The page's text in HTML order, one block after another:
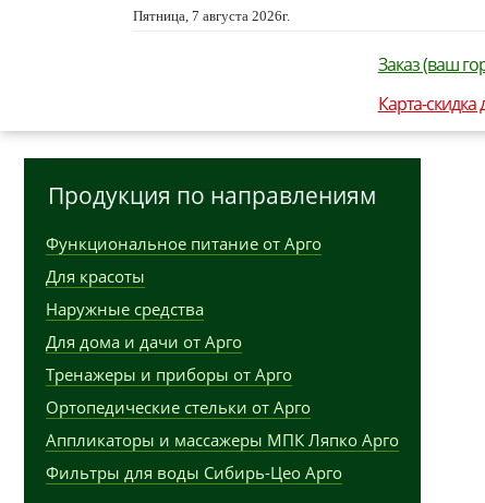
Пятница, 7 августа 2026г.
Заказ (ваш
Карта-скидка
Продукция по направлениям
Функциональное питание от Арго
Для красоты
Наружные средства
Для дома и дачи от Арго
Тренажеры и приборы от Арго
Ортопедические стельки от Арго
Аппликаторы и массажеры МПК Ляпко Арго
Фильтры для воды Сибирь-Цео Арго